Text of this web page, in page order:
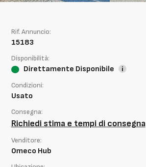
Rif. Annuncio:
15183
Disponibilità:
Direttamente Disponibile
Condizioni:
Usato
Consegna:
Richiedi stima e tempi di consegna
Venditore:
Omeco Hub